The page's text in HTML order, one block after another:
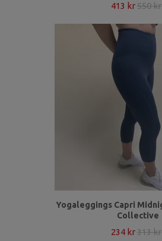
413 kr 550 kr
Yogaleggings Capri
Collective
234 kr 313 kr